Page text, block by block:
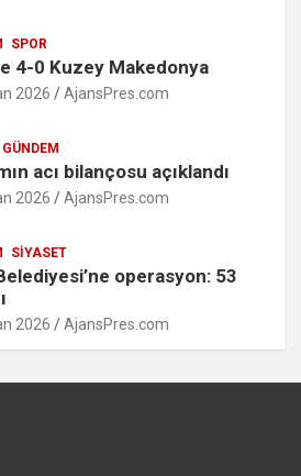
SPOR
4-0 Kuzey Makedonya
2026 AjansPres.com
GÜNDEM
acı bilançosu açıklandı
2026 AjansPres.com
SIYASET
operasyon: 53
2026 AjansPres.com